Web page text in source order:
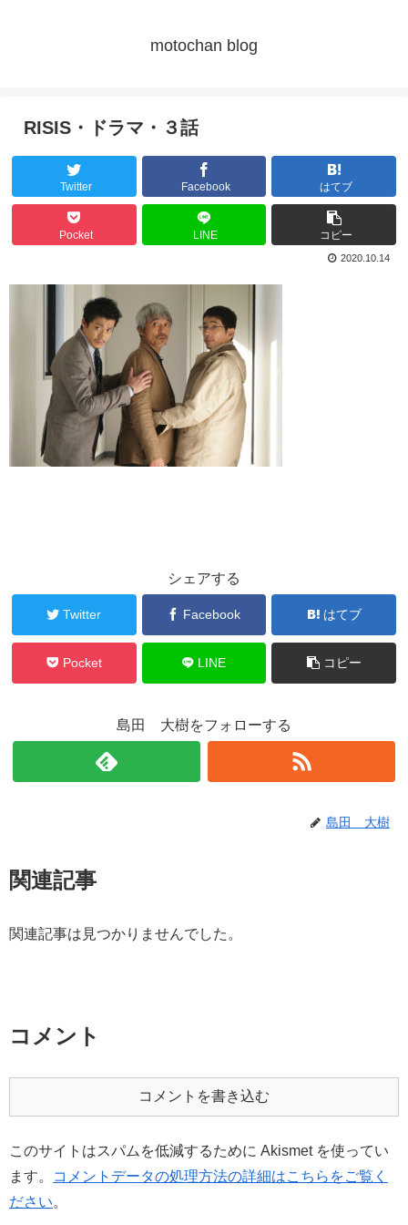
motochan blog
RISIS・ドラマ・３話
Twitter Facebook はてブ
Pocket LINE コピー
2020.10.14
シェアする
Twitter Facebook はてブ
Pocket LINE コピー
島田 大樹をフォローする
島田 大樹
関連記事
関連記事は見つかりませんでした。
コメント
コメントを書き込む
このサイトはスパムを低減するために Akismet を使ってい
ます。
コメントデータの処理方法の詳細はこちらをご覧く
ださい。